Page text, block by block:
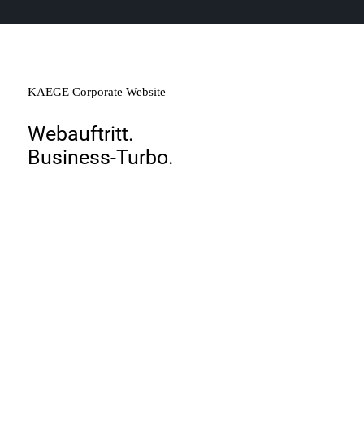
KAEGE Corporate Website
Webauftritt.
Business-Turbo.